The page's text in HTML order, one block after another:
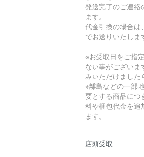
発送完了のご連絡
ます。
代金引換の場合は
でお送りいたしま
※お受取日をご指
ない事がございま
みいただけました
※離島などの一部
要とする商品につ
料や梱包代金を追
ます。
店頭受取